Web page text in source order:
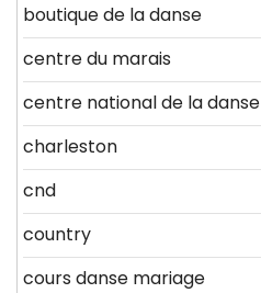
boutique de la danse
centre du marais
centre national de la danse
charleston
cnd
country
cours danse mariage